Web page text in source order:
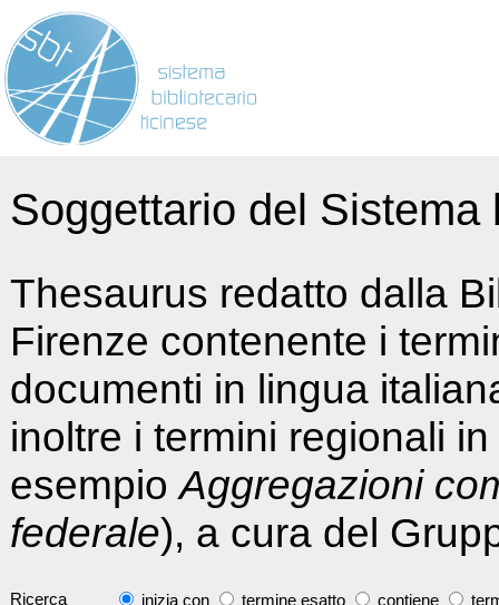
Soggettario del
Thesaurus redatto dalla
Firenze contenente i
documenti in lingua
inoltre i termini regionali
esempioAggregazioni
federale), a cura del
Ricerca inizia con termine esatto contiene